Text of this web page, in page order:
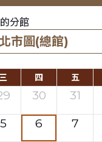
分館
四 五
30 31
5 6 7